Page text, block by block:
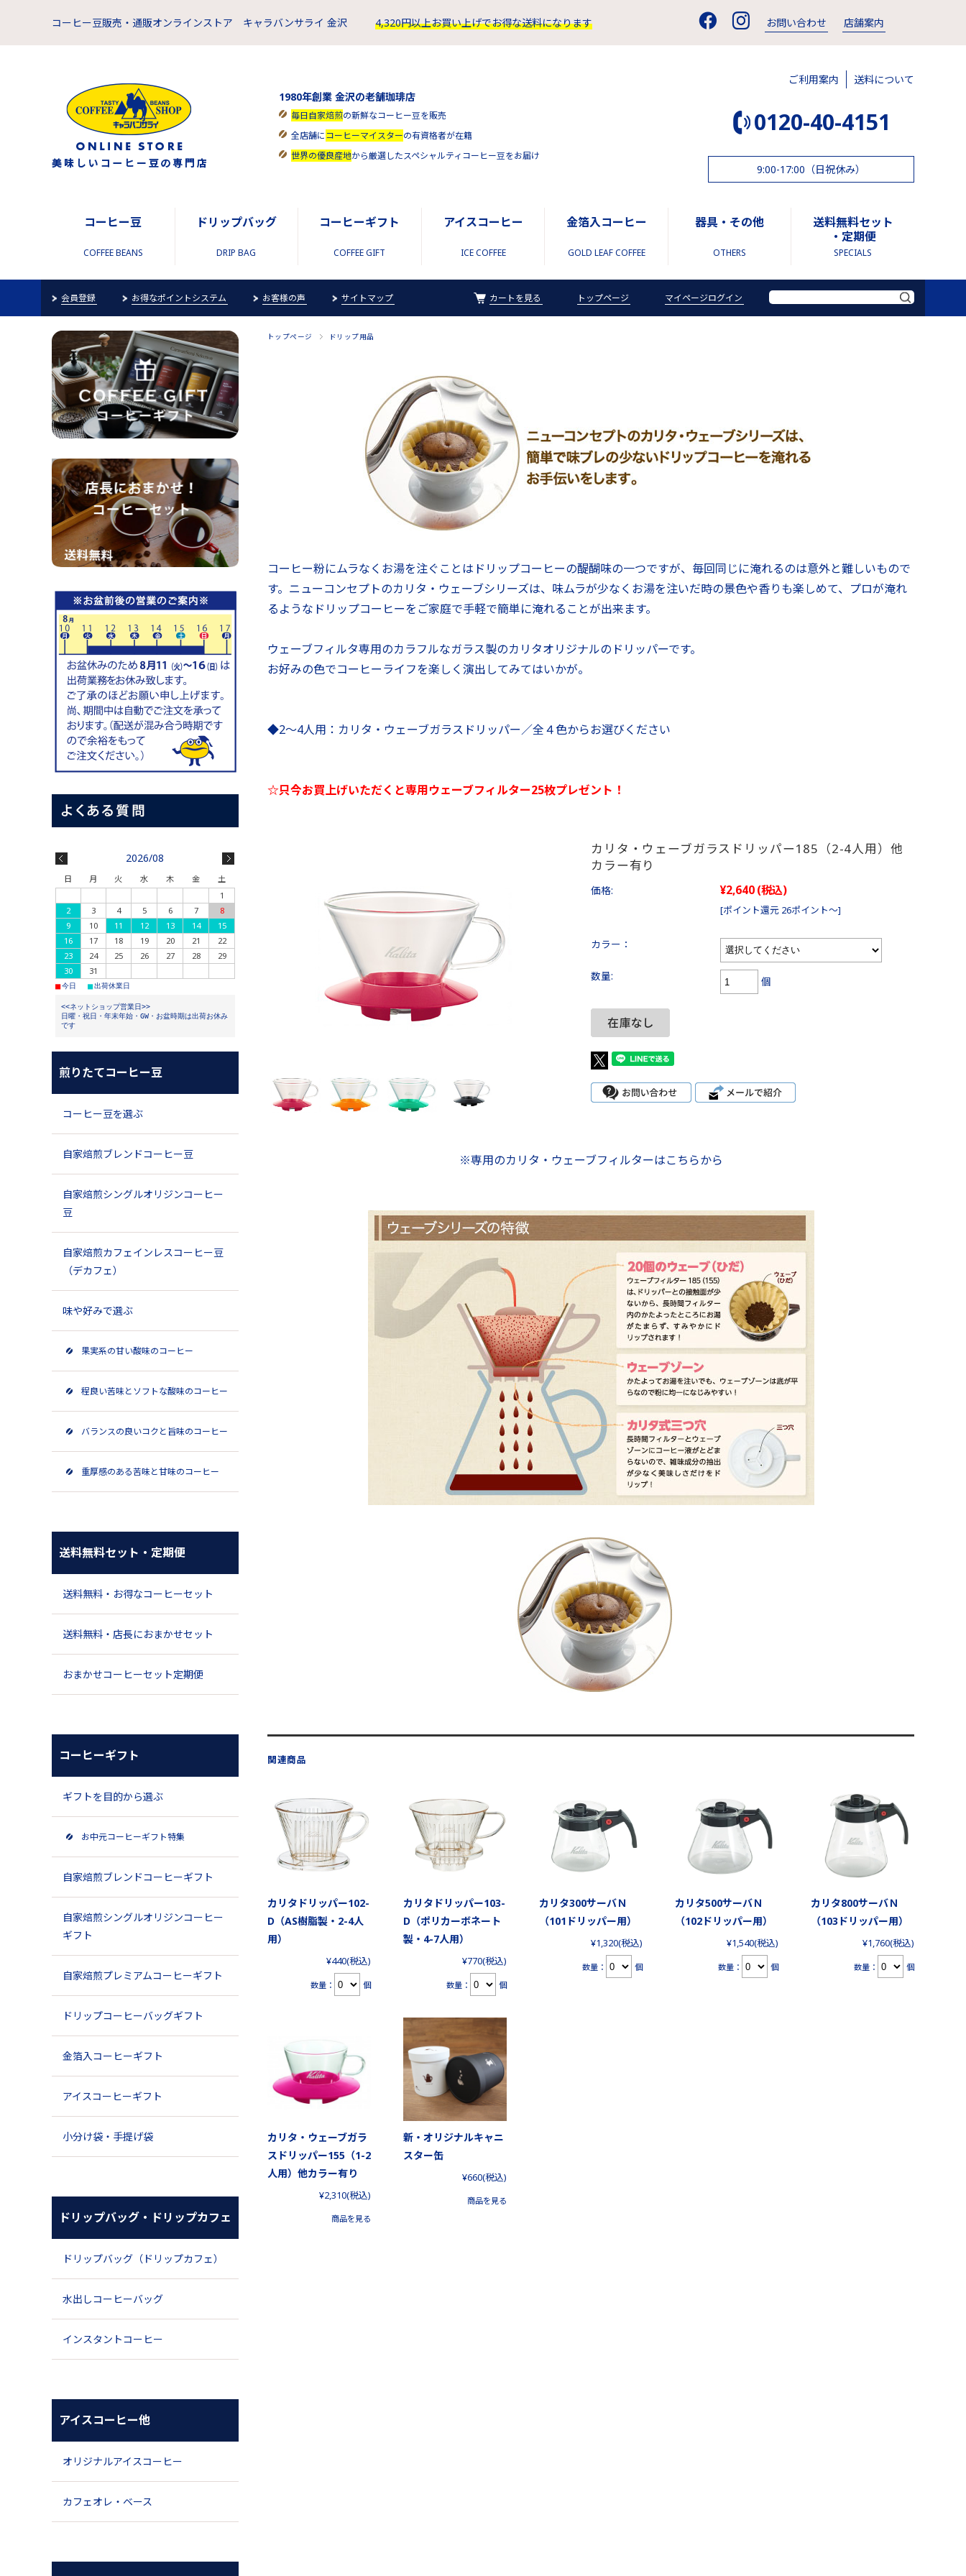
コーヒー豆販売・通販オンラインストア キャラバンサライ 金沢 4,320円以上お買い上げでお得な送料になります お問い合わせ 店舗案内
1980年創業 金沢の老舗珈琲店
毎日自家焙煎の新鮮なコーヒー豆を販売
全店舗にコーヒーマイスターの有資格者が在籍
世界の優良産地から厳選したスペシャルティコーヒー豆をお届け
ご利用案内 送料について
0120-40-4151
9:00-17:00（日祝休み）
コーヒー豆
COFFEE BEANS
ドリップバッグ
DRIP BAG
コーヒーギフト
COFFEE GIFT
アイスコーヒー
ICE COFFEE
金箔入コーヒー
GOLD LEAF COFFEE
器具・その他
OTHERS
送料無料セット
・定期便
SPECIALS
会員登録 お得なポイントシステム お客様の声 サイトマップ カートを見る トップページ マイページログイン
トップページ ドリップ用品
コーヒー粉にムラなくお湯を注ぐことはドリップコーヒーの醍醐味の一つですが、毎回同じに淹れるのは意外と難しいもので
す。ニューコンセプトのカリタ・ウェーブシリーズは、味ムラが少なくお湯を注いだ時の景色や香りも楽しめて、プロが淹れ
るようなドリップコーヒーをご家庭で手軽で簡単に淹れることが出来ます。
ウェーブフィルタ専用のカラフルなガラス製のカリタオリジナルのドリッパーです。
お好みの色でコーヒーライフを楽しく演出してみてはいかが。
◆2～4人用：カリタ・ウェーブガラスドリッパー／全４色からお選びください
☆只今お買上げいただくと専用ウェーブフィルター25枚プレゼント！
カリタ・ウェーブガラスドリッパー185（2-4人用）他
カラー有り
価格: ¥2,640(税込)
[ポイント還元 26ポイント～]
カラー：
数量: 個
※専用のカリタ・ウェーブフィルターはこちらから
関連商品
カリタドリッパー102-
D（AS樹脂製・2-4人
用）
¥440(税込)
数量： 個
カリタドリッパー103-
D（ポリカーボネート
製・4-7人用）
¥770(税込)
数量： 個
カリタ300サーバＮ
（101ドリッパー用）
¥1,320(税込)
数量： 個
カリタ500サーバＮ
（102ドリッパー用）
¥1,540(税込)
数量： 個
カリタ800サーバＮ
（103ドリッパー用）
¥1,760(税込)
数量： 個
カリタ・ウェーブガラ
スドリッパー155（1-2
人用）他カラー有り
¥2,310(税込)
商品を見る
新・オリジナルキャニ
スター缶
¥660(税込)
商品を見る
2026/08
日 月 火 水 木 金
土
1
2
3 4 5 6 7
8
9
10 11 12 13 14
15
16
17 18 19 20 21
22
23
24 25 26 27 28
29
30
31
■今日 ■出荷休業日
<<ネットショップ営業日>>
日曜・祝日・年末年始・GW・お盆時期は出荷お休み
です
煎りたてコーヒー豆
コーヒー豆を選ぶ
自家焙煎ブレンドコーヒー豆
自家焙煎シングルオリジンコーヒー
豆
自家焙煎カフェインレスコーヒー豆
（デカフェ）
味や好みで選ぶ
果実系の甘い酸味のコーヒー
程良い苦味とソフトな酸味のコーヒー
バランスの良いコクと旨味のコーヒー
重厚感のある苦味と甘味のコーヒー
送料無料セット・定期便
送料無料・お得なコーヒーセット
送料無料・店長におまかせセット
おまかせコーヒーセット定期便
コーヒーギフト
ギフトを目的から選ぶ
お中元コーヒーギフト特集
自家焙煎ブレンドコーヒーギフト
自家焙煎シングルオリジンコーヒー
ギフト
自家焙煎プレミアムコーヒーギフト
ドリップコーヒーバッグギフト
金箔入コーヒーギフト
アイスコーヒーギフト
小分け袋・手提げ袋
ドリップバッグ・ドリップカフェ
ドリップバッグ（ドリップカフェ）
水出しコーヒーバッグ
インスタントコーヒー
アイスコーヒー他
オリジナルアイスコーヒー
カフェオレ・ベース